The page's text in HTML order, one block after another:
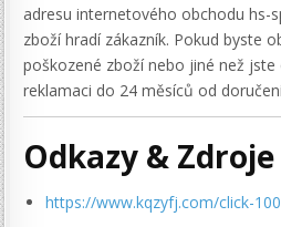
adresu internetového obchodu hs-
zboží hradí zákazník. Pokud byste
poškozené zboží nebo jiné než
reklamaci do 24 měsíců od
Odkazy & Zdroje
https://www.kqzyfj.com/click-